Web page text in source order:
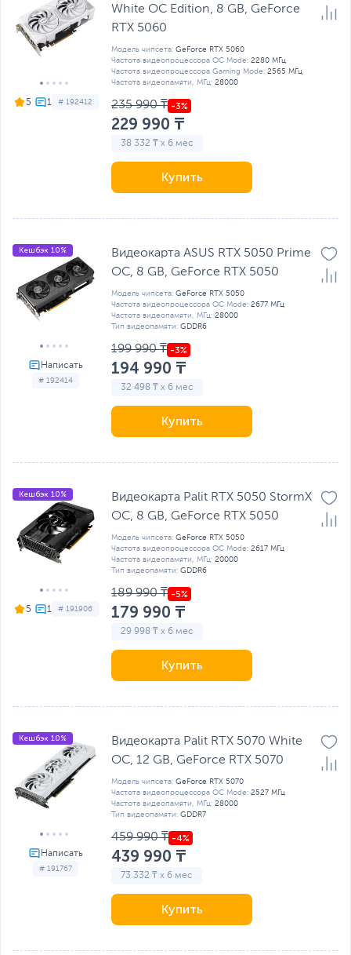
5 # 192412
White OC Edition, 8 GB, GeForce
RTX 5060
Модель чипсета: GeForce RTX 5060
Частота видеопроцессора OC Mode: 2280 МГц
Частота видеопроцессора Gaming Mode: 2565 МГц
Частота видеопамяти, МГц: 28000
235 990 ₸
229 990 ₸
38 332 ₸ x 6 мес
Купить
# 192414
Кешбэк 10%
Видеокарта ASUS RTX 5050 Prime
OC, 8 GB, GeForce RTX 5050
Модель чипсета: GeForce RTX 5050
Частота видеопроцессора OC Mode: 2677 МГц
Частота видеопамяти, МГц: 28000
Тип видеопамяти: GDDR6
199 990 ₸
194 990 ₸
32 498 ₸ x 6 мес
Купить
5 # 191906
Кешбэк 10%
Видеокарта Palit RTX 5050 StormX
OC, 8 GB, GeForсe RTX 5050
Модель чипсета: GeForce RTX 5050
Частота видеопроцессора OC Mode: 2617 МГц
Частота видеопамяти, МГц: 20000
Тип видеопамяти: GDDR6
189 990 ₸
179 990 ₸
29 998 ₸ x 6 мес
Купить
# 191767
Кешбэк 10%
Видеокарта Palit RTX 5070 White
OC, 12 GB, GeForce RTX 5070
Модель чипсета: GeForce RTX 5070
Частота видеопроцессора OC Mode: 2527 МГц
Частота видеопамяти, МГц: 28000
Тип видеопамяти: GDDR7
459 990 ₸
439 990 ₸
73 332 ₸ x 6 мес
Купить